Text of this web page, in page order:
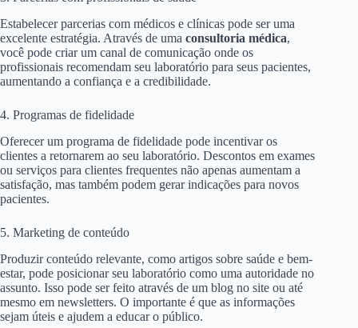
Estabelecer parcerias com médicos e clínicas pode ser uma
excelente estratégia. Através de uma consultoria médica,
você pode criar um canal de comunicação onde os
profissionais recomendam seu laboratório para seus pacientes,
aumentando a confiança e a credibilidade.
4. Programas de fidelidade
Oferecer um programa de fidelidade pode incentivar os
clientes a retornarem ao seu laboratório. Descontos em exames
ou serviços para clientes frequentes não apenas aumentam a
satisfação, mas também podem gerar indicações para novos
pacientes.
5. Marketing de conteúdo
Produzir conteúdo relevante, como artigos sobre saúde e bem-
estar, pode posicionar seu laboratório como uma autoridade no
assunto. Isso pode ser feito através de um blog no site ou até
mesmo em newsletters. O importante é que as informações
sejam úteis e ajudem a educar o público.